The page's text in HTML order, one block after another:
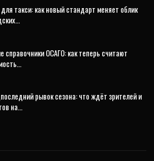
такси: как новый стандарт меняет облик
справочники ОСАГО: как теперь считают
рывок сезона: что ждёт зрителей и
на…